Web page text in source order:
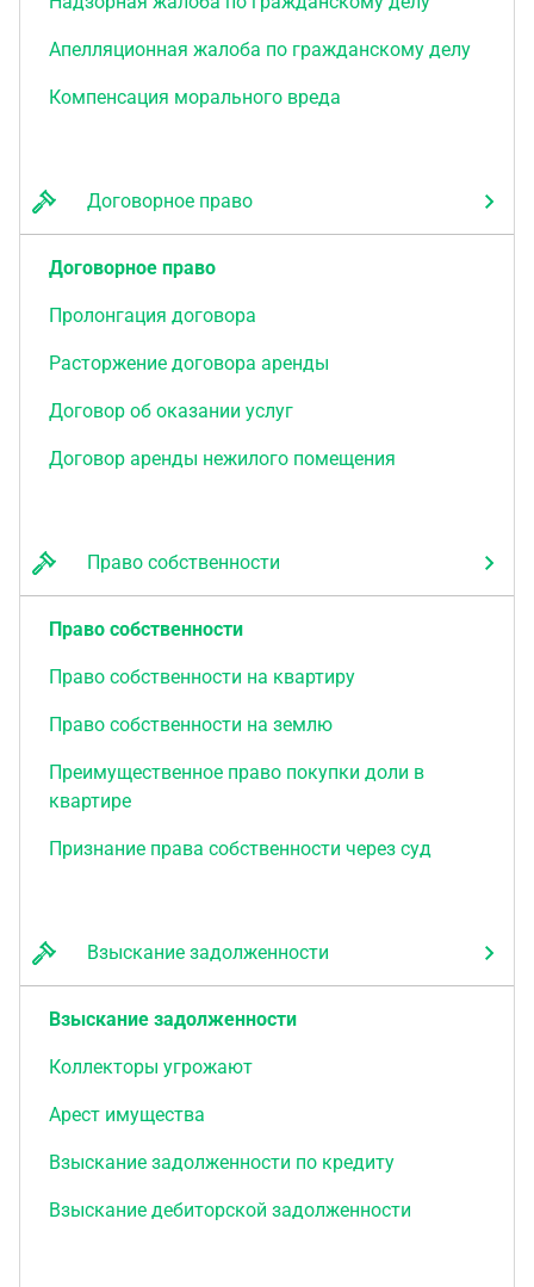
Апелляционная жалоба по гражданскому делу
Компенсация морального вреда
Договорное право
Договорное право
Пролонгация договора
Расторжение договора аренды
Договор об оказании услуг
Договор аренды нежилого помещения
Право собственности
Право собственности
Право собственности на квартиру
Право собственности на землю
Преимущественное право покупки доли в
квартире
Признание права собственности через суд
Взыскание задолженности
Взыскание задолженности
Коллекторы угрожают
Арест имущества
Взыскание задолженности по кредиту
Взыскание дебиторской задолженности